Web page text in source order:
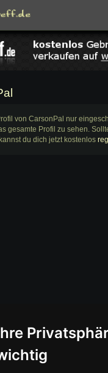
von CarsonPal nur
gesamte Profil zu sehen.
du dich jetzt kostenlos